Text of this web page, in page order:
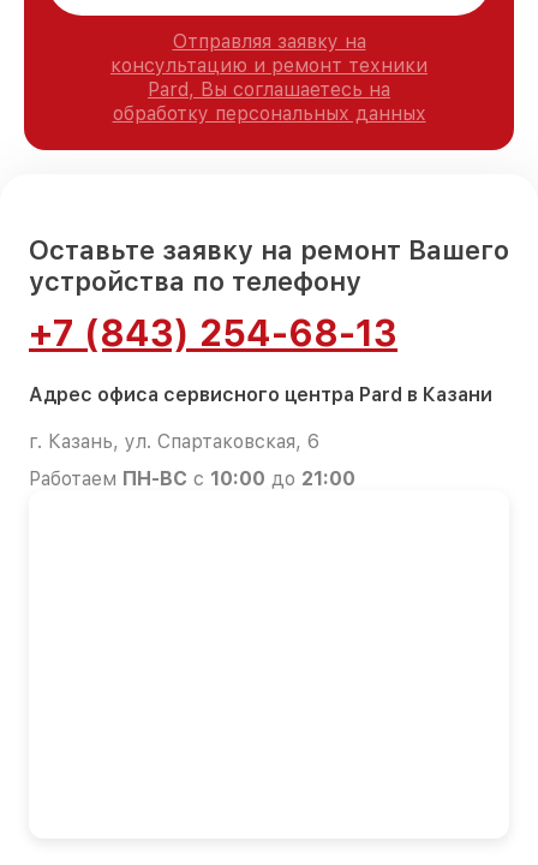
Отправляя заявку на
консультацию и ремонт техники
Pard, Вы соглашаетесь на
обработку персональных данных
Оставьте заявку на ремонт Вашего
устройства по телефону
+7 (843) 254-68-13
Адрес офиса сервисного центра Pard в Казани
г. Казань, ул. Спартаковская, 6
Работаем ПН-ВС с 10:00 до 21:00